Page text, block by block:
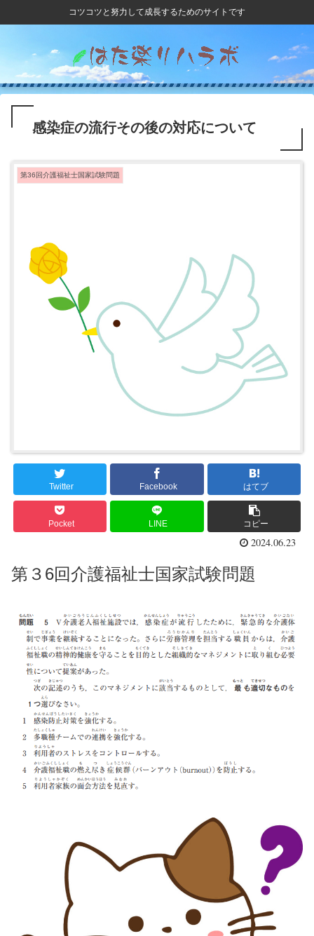
コツコツと努力して成長するためのサイトです
感染症の流行その後の対応について
第36回介護福祉士国家試験問題
Twitter Facebook はてブ
Pocket LINE コピー
2024.06.23
第３6回介護福祉士国家試験問題